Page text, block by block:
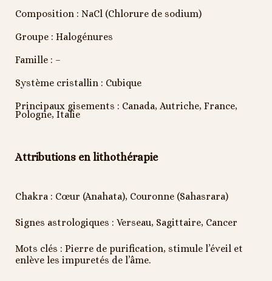
Composition : NaCl (Chlorure de sodium)
Groupe : Halogénures
Famille : –
Système cristallin : Cubique
Principaux gisements : Canada, Autriche, France,
Pologne, Italie
Attributions en lithothérapie
Chakra : Cœur (Anahata), Couronne (Sahasrara)
Signes astrologiques : Verseau, Sagittaire, Cancer
Mots clés : Pierre de purification, stimule l’éveil et
enlève les impuretés de l’âme.